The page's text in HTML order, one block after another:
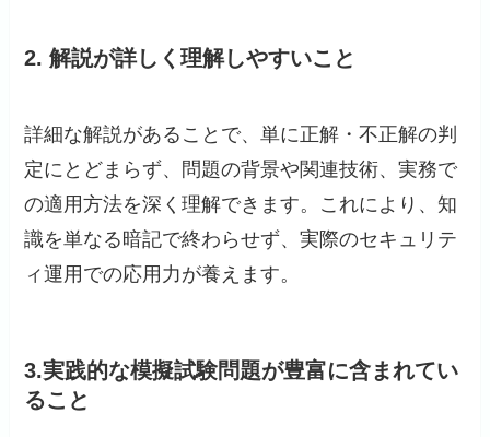
2. 解説が詳しく理解しやすいこと
詳細な解説があることで、単に正解・不正解の判
定にとどまらず、問題の背景や関連技術、実務で
の適用方法を深く理解できます。これにより、知
識を単なる暗記で終わらせず、実際のセキュリテ
ィ運用での応用力が養えます。
3.実践的な模擬試験問題が豊富に含まれてい
ること